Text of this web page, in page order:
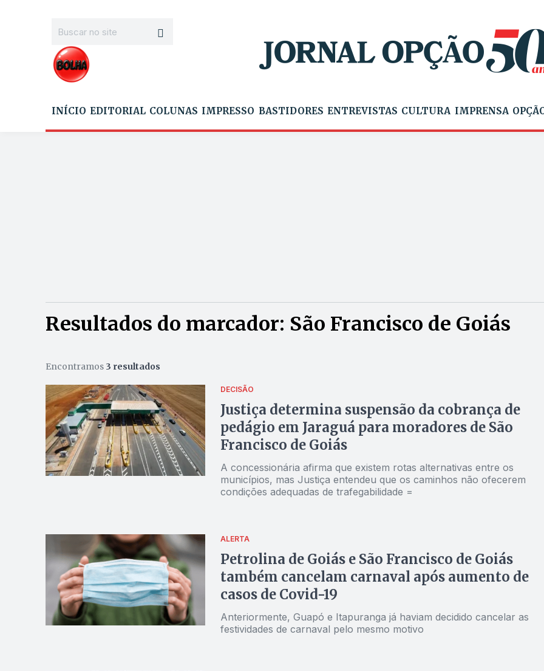
INÍCIO EDITORIAL COLUNAS IMPRESSO BASTIDORES ENTREVISTAS CULTURA IMPRENSA
Resultados do marcador: São Francisco de Goiás
Encontramos 3 resultados
DECISÃO
Justiça determina suspensão da cobrança de
pedágio em Jaraguá para moradores de São
Francisco de Goiás
A concessionária afirma que existem rotas alternativas entre os
municípios, mas Justiça entendeu que os caminhos não ofecerem
condições adequadas de trafegabilidade =
ALERTA
Petrolina de Goiás e São Francisco de Goiás
também cancelam carnaval após aumento de
casos de Covid-19
Anteriormente, Guapó e Itapuranga já haviam decidido cancelar as
festividades de carnaval pelo mesmo motivo